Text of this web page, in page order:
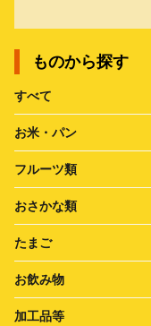
ものから探す
すべて
お米・パン
フルーツ類
おさかな類
たまご
お飲み物
加工品等